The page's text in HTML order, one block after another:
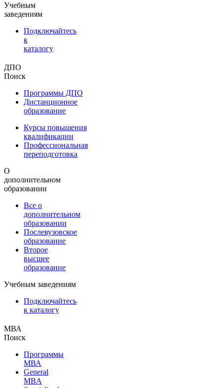
Учебным
заведениям
Подключайтесь
к
каталогу
ДПО
Поиск
Программы ДПО
Дистанционное
образование
Курсы повышения
квалификации
Профессиональная
переподготовка
О
дополнительном
образовании
Все о
дополнительном
образовании
Послевузовское
образование
Второе
высшее
образование
Учебным заведениям
Подключайтесь
к каталогу
МВА
Поиск
Программы
МВА
General
MBA